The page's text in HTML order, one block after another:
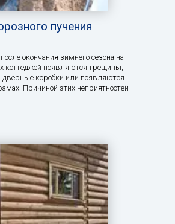
пучения
окончания зимнего сезона на
коттеджей появляются трещины,
коробки или появляются
Причиной этих неприятностей